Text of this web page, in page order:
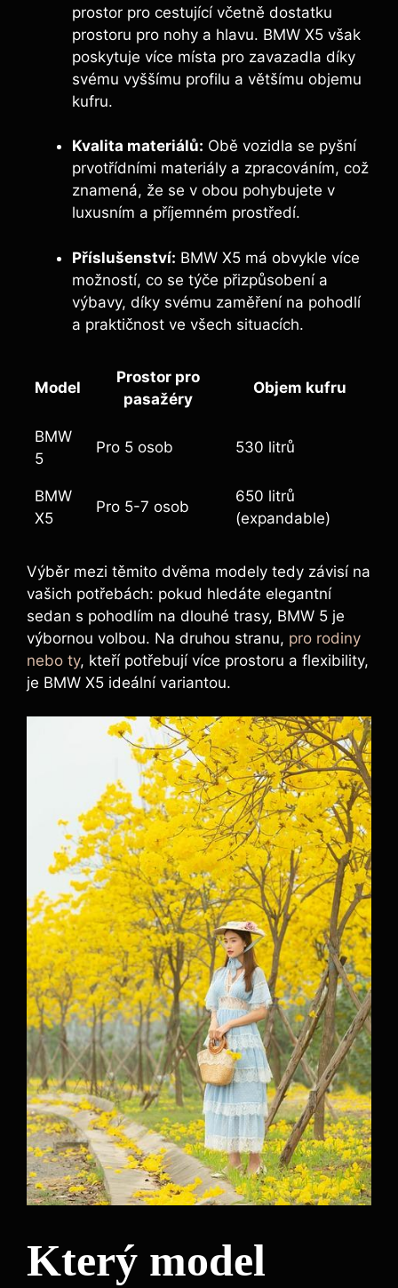
prostor pro cestující včetně dostatku
prostoru pro nohy a hlavu. BMW X5 však
poskytuje více místa pro zavazadla díky
svému vyššímu profilu a většímu objemu
kufru.
Kvalita materiálů: Obě vozidla se pyšní
prvotřídními materiály a zpracováním, což
znamená, že se v obou pohybujete v
luxusním a příjemném prostředí.
Příslušenství: BMW X5 má obvykle více
možností, co se týče přizpůsobení a
výbavy, díky svému zaměření na pohodlí
a praktičnost ve všech situacích.
Model
Prostor pro
pasažéry
Objem kufru
BMW
5
Pro 5 osob 530 litrů
BMW
X5
Pro 5-7 osob
650 litrů
(expandable)
Výběr mezi těmito dvěma modely tedy závisí na
vašich potřebách: pokud hledáte elegantní
sedan s pohodlím na dlouhé trasy, BMW 5 je
výbornou volbou. Na druhou stranu, pro rodiny
nebo ty, kteří potřebují více prostoru a flexibility,
je BMW X5 ideální variantou.
Který model